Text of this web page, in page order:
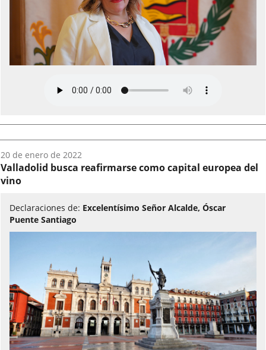
Fecha
del
audio:
20 de enero de 2022
Valladolid busca reafirmarse como capital europea del
vino
Declaraciones de: Excelentísimo Señor Alcalde, Óscar
Puente Santiago